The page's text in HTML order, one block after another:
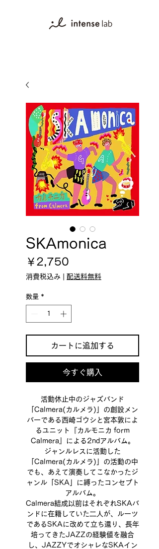
SKAmonica
￥2,750
格
消費税込み 配送料無料
数量 *
カートに追加する
今すぐ購入
活動休止中のジャズバンド
「Calmera(カルメラ)」の創設メン
バーである西崎ゴウシと宮本敦によ
るユニット『カルモニカ form
Calmera』による2ndアルバム。
ジャンルレスに活動した
「Calmera(カルメラ)」の活動の中
でも、あえて演奏してこなかったジ
ャンル「SKA」に縛ったコンセプト
アルバム。
Calmera結成以前はそれぞれSKAバ
ンドに在籍していた二人が、ルーツ
であるSKAに改めて立ち還り、長年
培ってきたJAZZの経験値を融合
し、JAZZYでオシャレなSKAイン